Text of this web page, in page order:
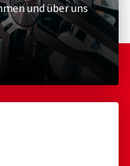
und über uns